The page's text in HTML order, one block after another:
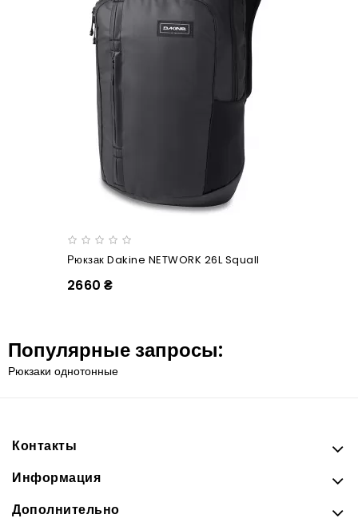
Рюкзак Dakine NETWORK 26L Squall
2660 ₴
Популярные запросы:
Рюкзаки однотонные
Контакты
Информация
Дополнительно